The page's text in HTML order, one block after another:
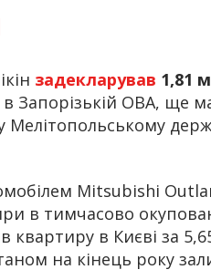
задекларував 1,81
Запорізькій ОВА, ще
Мелітопольському
Mitsubishi
в тимчасово
квартиру в Києві за
на кінець року